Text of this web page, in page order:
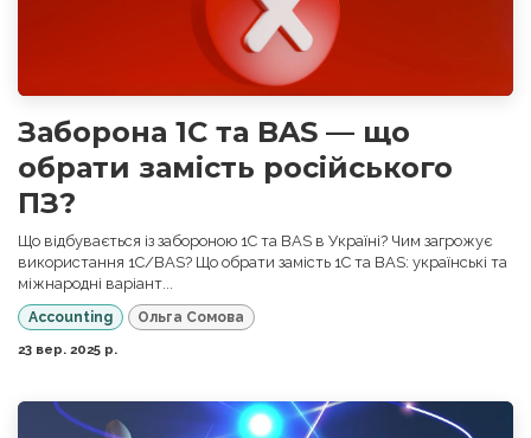
Заборона 1С та BAS — що
обрати замість російського
ПЗ?
Що відбувається із забороною 1С та BAS в Україні? Чим загрожує
використання 1С/BAS? Що обрати замість 1С та BAS: українські та
міжнародні варіант...
Accounting
Ольга Сомова
23 вер. 2025 р.